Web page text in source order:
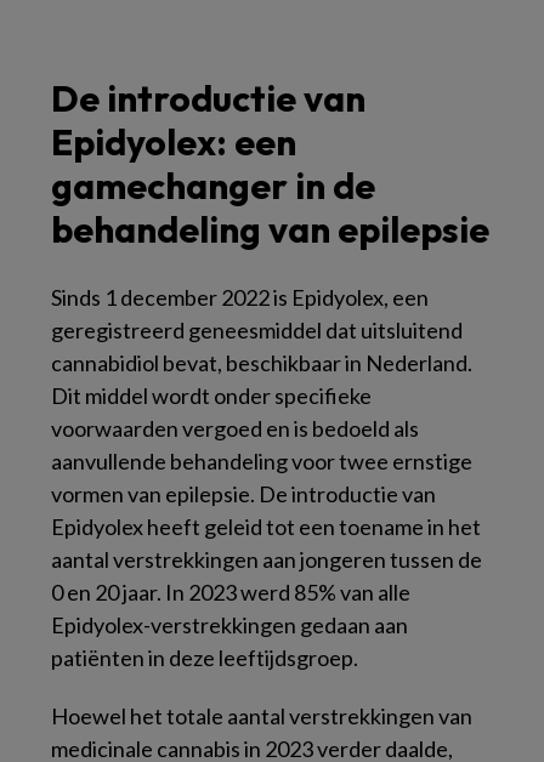
De introductie van
Epidyolex: een
gamechanger in de
behandeling van epilepsie
Sinds 1 december 2022 is Epidyolex, een
geregistreerd geneesmiddel dat uitsluitend
cannabidiol bevat, beschikbaar in Nederland.
Dit middel wordt onder specifieke
voorwaarden vergoed en is bedoeld als
aanvullende behandeling voor twee ernstige
vormen van epilepsie. De introductie van
Epidyolex heeft geleid tot een toename in het
aantal verstrekkingen aan jongeren tussen de
0 en 20 jaar. In 2023 werd 85% van alle
Epidyolex-verstrekkingen gedaan aan
patiënten in deze leeftijdsgroep.
Hoewel het totale aantal verstrekkingen van
medicinale cannabis in 2023 verder daalde,